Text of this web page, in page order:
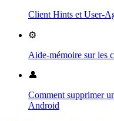
Client Hints et User-
⚙️
Aide-mémoire sur les
👤
Comment supprimer
Android